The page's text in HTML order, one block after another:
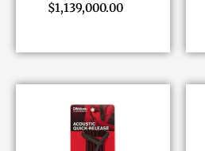
$1,139,000.00